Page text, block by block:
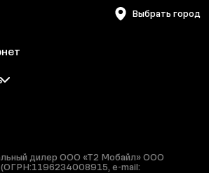
Выбрать город
дилер ООО «Т2 Мобайл» ООО
e-mail: